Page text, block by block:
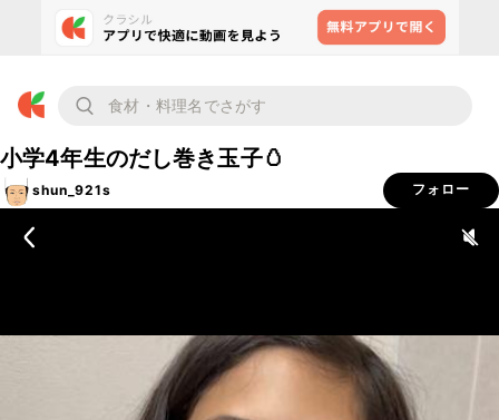
小学4年生のだし巻き玉子🥚
shun_921s フォロー